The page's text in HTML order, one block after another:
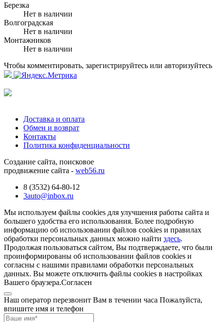
Березка
Нет в наличии
Волгоградская
Нет в наличии
Монтажников
Нет в наличии
Чтобы комментировать, зарегистрируйтесь или авторизуйтесь
Доставка и оплата
Обмен и возврат
Контакты
Политика конфиденциальности
Создание сайта, поисковое
продвижение сайта - web56.ru
8 (3532) 64-80-12
3auto@inbox.ru
Мы используем файлы cookies для улучшения работы сайта и
большего удобства его использования. Более подробную
информацию об использовании файлов cookies и правилах
обработки персональных данных можно найти здесь.
Продолжая пользоваться сайтом, Вы подтверждаете, что были
проинформированы об использовании файлов cookies и
согласны с нашими правилами обработки персональных
данных. Вы можете отключить файлы cookies в настройках
Вашего браузера.Согласен
Наш оператор перезвонит Вам в течении часа Пожалуйста,
впишите имя и телефон